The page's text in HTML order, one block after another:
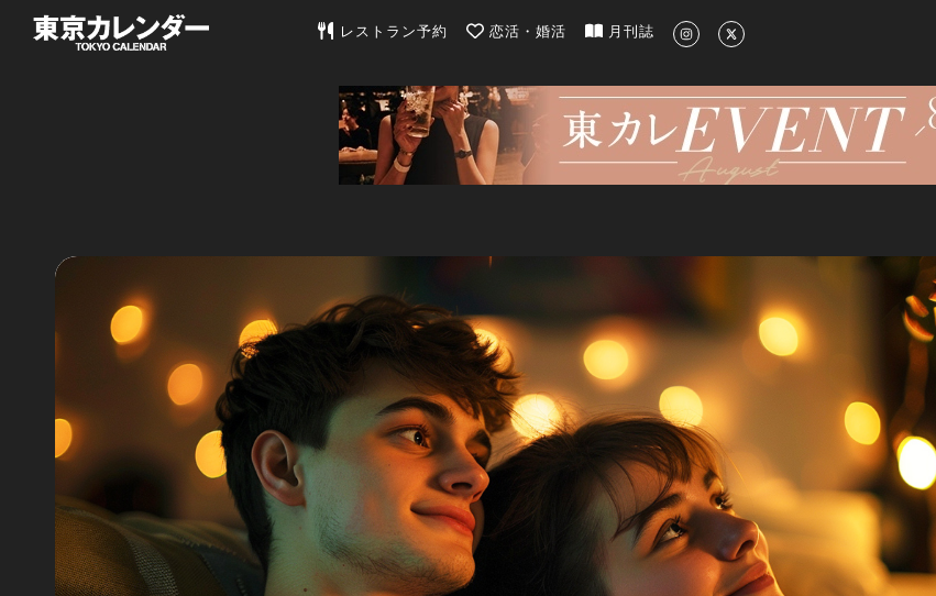
東京カレンダー | 最新のグルメ、洗練されたライフスタイル情報
レストラン予約 恋活・婚活 月刊誌